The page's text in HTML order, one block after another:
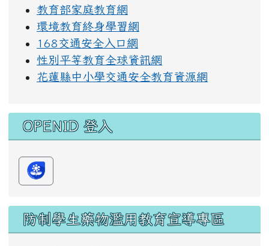
教育部家庭教育網
環境教育終身學習網
168交通安全入口網
性別平等教育全球資訊網
花蓮縣中小學交通安全教育資源網
OPENID 登入
防制學生藥物濫用教育宣導專區